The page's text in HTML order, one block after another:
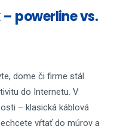
powerline vs.
dome či firme stál
do Internetu. V
– klasická káblová
vŕtať do múrov a